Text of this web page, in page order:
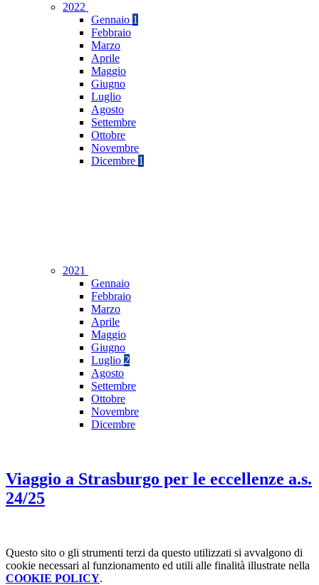
2022
Gennaio 1
Febbraio
Marzo
Aprile
Maggio
Giugno
Luglio
Agosto
Settembre
Ottobre
Novembre
Dicembre 1
2021
Gennaio
Febbraio
Marzo
Aprile
Maggio
Giugno
Luglio 2
Agosto
Settembre
Ottobre
Novembre
Dicembre
Viaggio a Strasburgo per le eccellenze a.s.
24/25
Questo sito o gli strumenti terzi da questo utilizzati si avvalgono di
cookie necessari al funzionamento ed utili alle finalità illustrate nella
COOKIE POLICY.